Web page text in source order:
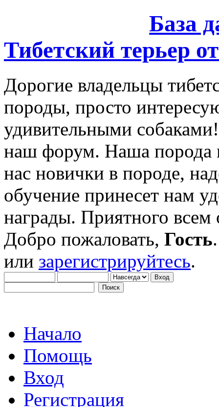
База
Тибетский терьер
Дорогие владельцы
породы, просто
удивительными
наш форум. Наша порода
нас новички в породе,
обучение принесет нам
награды. Приятного
Добро пожаловать, Гость
или зарегистрируйтесь.
Начало
Помощь
Вход
Регистрация